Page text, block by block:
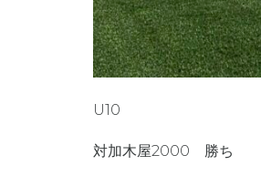
U10
対加木屋2000 勝ち